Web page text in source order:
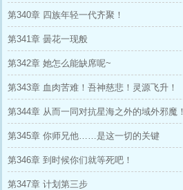
第340章 四族年轻一代齐聚！
第341章 曇花一现般
第342章 她怎么能缺席呢~
第343章 血肉苦难！吾神慈悲！灵源飞升！
第344章 从而一同对抗星海之外的域外邪魔！
第345章 你师兄他……是这一切的关键
第346章 到时候你们就等死吧！
第347章 计划第三步